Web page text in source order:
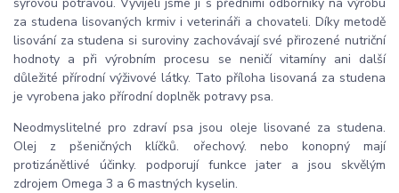
za studena lisovaných krmiv i veterináři a chovateli. Díky metodě
lisování za studena si suroviny zachovávají své přirozené nutriční
hodnoty a při výrobním procesu se neničí vitamíny ani další
důležité přírodní výživové látky. Tato příloha lisovaná za studena
je vyrobena jako přírodní doplněk potravy psa.
Neodmyslitelné pro zdraví psa jsou oleje lisované za studena.
Olej z pšeničných klíčků. ořechový. nebo konopný mají
protizánětlivé účinky. podporují funkce jater a jsou skvělým
zdrojem Omega 3 a 6 mastných kyselin.